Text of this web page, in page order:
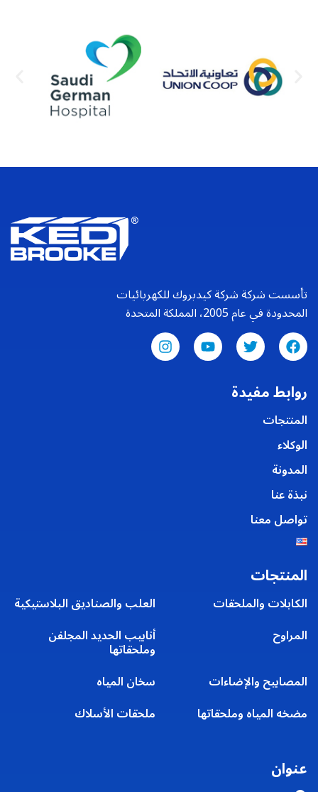
تأسست شركة شركة كيدبروك للكهربائيات
المحدودة في عام 2005، المملكة المتحدة
روابط مفيدة
المنتجات
الوكلاء
المدونة
نبذة عنا
تواصل معنا
المنتجات
الكابلات والملحقات
العلب والصناديق البلاستيكية
المراوح
أنابيب الحديد المجلفن
وملحقاتها
المصابيح والإضاءات
سخان المياه
مضخه المياه وملحقاتها
ملحقات الأسلاك
عنوان